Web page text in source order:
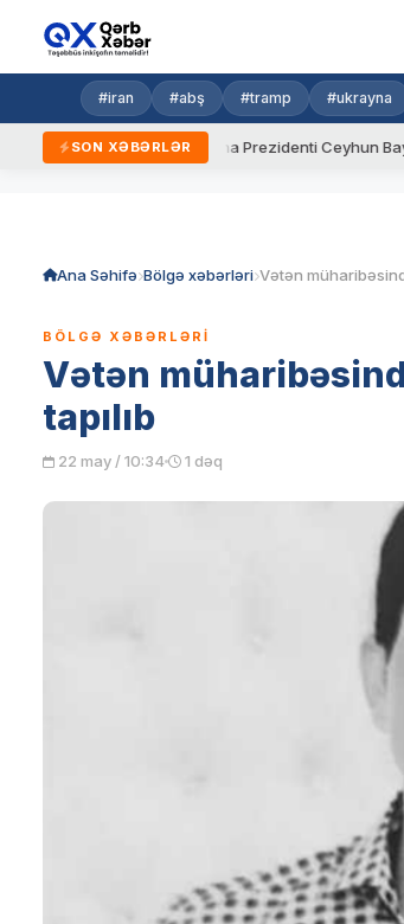
#iran #abş #tramp #ukrayna
SON XƏBƏRLƏR
Ukrayna Prezidenti Ceyhun
Ana Səhifə Bölgə xəbərləri
BÖLGƏ XƏBƏRLƏRI
Vətən
tapılıb
22 may / 10:34 1 dəq